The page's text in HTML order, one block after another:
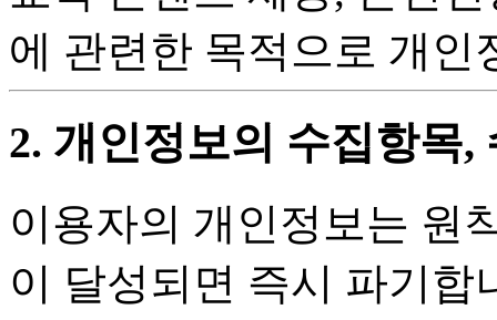
에 관련한 목적으로 개인
2. 개인정보의 수집항목
이용자의 개인정보는 원
이 달성되면 즉시 파기합